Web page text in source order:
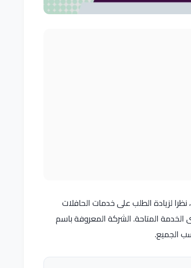
، نظرا لزيادة الطلب على خدمات الحافلات
المتاحة. الشركة المعروفة باسم
الجميع.